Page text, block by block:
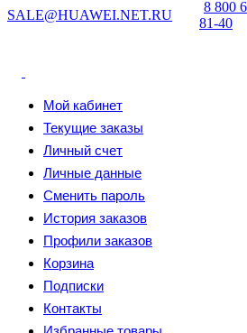
SALE@HUAWEI.NET.RU
8 800
81-40
Мой кабинет
Текущие заказы
Личный счет
Личные данные
Сменить пароль
История заказов
Профили заказов
Корзина
Подписки
Контакты